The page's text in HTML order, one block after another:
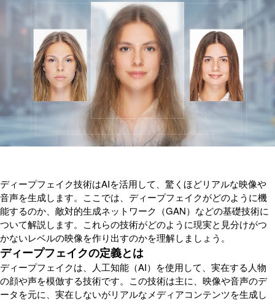
ディープフェイク技術はAIを活用して、驚くほどリアルな映像や
音声を生成します。ここでは、ディープフェイクがどのように機
能するのか、敵対的生成ネットワーク（GAN）などの基礎技術に
ついて解説します。これらの技術がどのように現実と見分けがつ
かないレベルの映像を作り出すのかを理解しましょう。
ディープフェイクの定義とは
ディープフェイクは、人工知能（AI）を使用して、実在する人物
の顔や声を模倣する技術です。この技術は主に、映像や音声のデ
ータを元に、実在しないがリアルなメディアコンテンツを生成し